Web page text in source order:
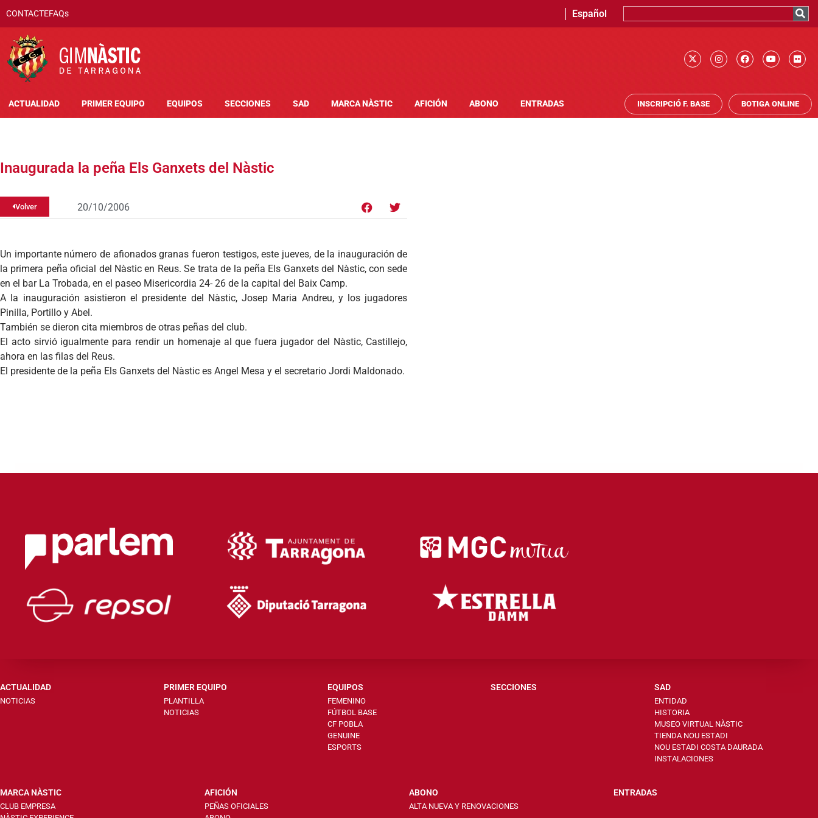
CONTACTEFAQs Español
ACTUALIDAD PRIMER EQUIPO EQUIPOS SECCIONES SAD MARCA NÀSTIC AFICIÓN ABONO ENTRADAS INSCRIPCIÓ F. BASE BOTIGA ONLINE
Inaugurada la peña Els Ganxets del Nàstic
Volver 20/10/2006
Un importante número de afionados granas fueron testigos, este jueves, de la inauguración de
la primera peña oficial del Nàstic en Reus. Se trata de la peña Els Ganxets del Nàstic, con sede
en el bar La Trobada, en el paseo Misericordia 24- 26 de la capital del Baix Camp.
A la inauguración asistieron el presidente del Nàstic, Josep Maria Andreu, y los jugadores
Pinilla, Portillo y Abel.
También se dieron cita miembros de otras peñas del club.
El acto sirvió igualmente para rendir un homenaje al que fuera jugador del Nàstic, Castillejo,
ahora en las filas del Reus.
El presidente de la peña Els Ganxets del Nàstic es Angel Mesa y el secretario Jordi Maldonado.
ACTUALIDAD
NOTICIAS
PRIMER EQUIPO
PLANTILLA
NOTICIAS
EQUIPOS
FEMENINO
FÚTBOL BASE
CF POBLA
GENUINE
ESPORTS
SECCIONES SAD
ENTIDAD
HISTORIA
MUSEO VIRTUAL NÀSTIC
TIENDA NOU ESTADI
NOU ESTADI COSTA DAURADA
INSTALACIONES
MARCA NÀSTIC
CLUB EMPRESA
AFICIÓN
PEÑAS OFICIALES
ABONO
ALTA NUEVA Y RENOVACIONES
ENTRADAS